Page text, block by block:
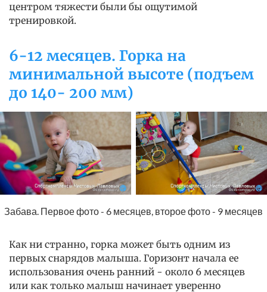
центром тяжести были бы ощутимой
тренировкой.
6-12 месяцев. Горка на
минимальной высоте (подъем
до 140- 200 мм)
Забава. Первое фото - 6 месяцев, второе фото - 9 месяцев
Как ни странно, горка может быть одним из
первых снарядов малыша. Горизонт начала ее
использования очень ранний - около 6 месяцев
или как только малыш начинает уверенно